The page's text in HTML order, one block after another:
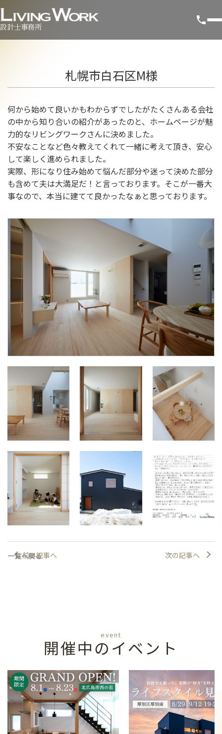
設計士事務所
札幌市白石区M様
何から始めて良いかもわからずでしたがたくさんある会社
の中から知り合いの紹介があったのと、ホームページが魅
力的なリビングワークさんに決めました。
不安なことなど色々教えてくれて一緒に考えて頂き、安心
して楽しく進められました。
実際、形になり住み始めて悩んだ部分や迷って決めた部分
も含めて夫は大満足だ！と言っております。そこが一番大
事なので、本当に建てて良かったなぁと思っております。
前の記事へ 次の記事へ
一覧へ戻る
event
開催中のイベント